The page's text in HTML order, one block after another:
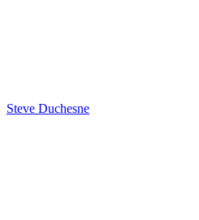
Steve Duchesne